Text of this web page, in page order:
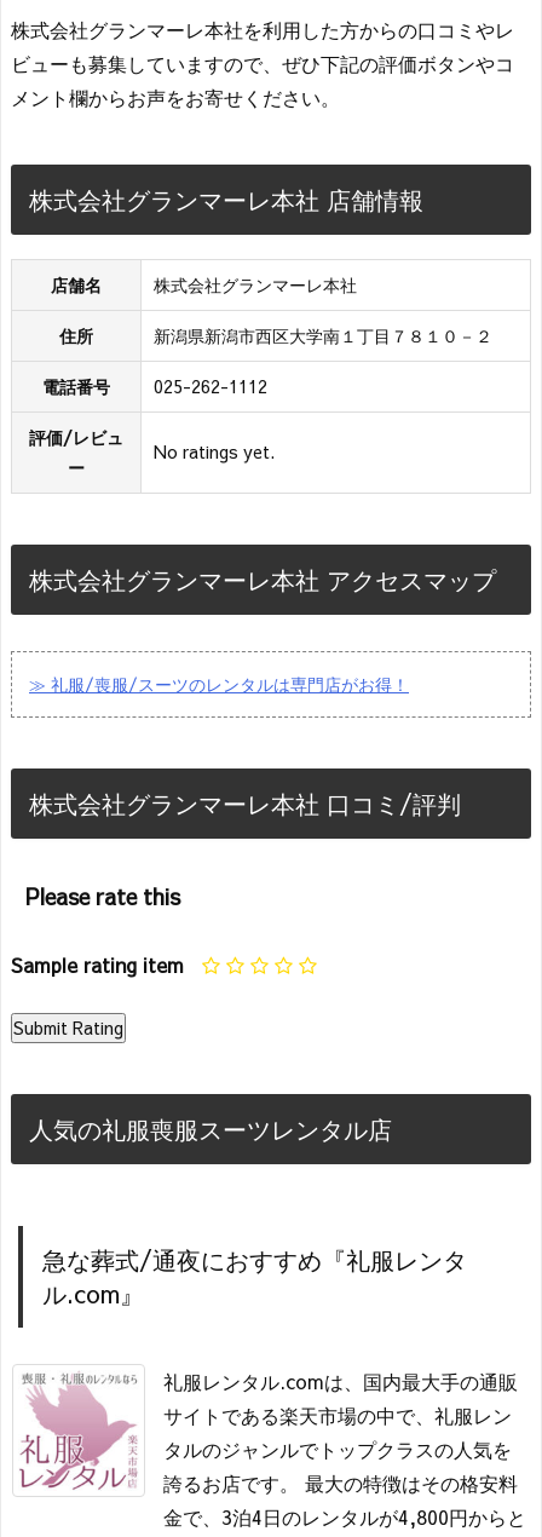
株式会社グランマーレ本社を利用した方からの口コミやレ
ビューも募集していますので、ぜひ下記の評価ボタンやコ
メント欄からお声をお寄せください。
株式会社グランマーレ本社 店舗情報
店舗名 株式会社グランマーレ本社
住所 新潟県新潟市西区大学南１丁目７８１０－２
電話番号 025-262-1112
評価/レビュ
ー
No ratings yet.
株式会社グランマーレ本社 アクセスマップ
≫ 礼服/喪服/スーツのレンタルは専門店がお得！
株式会社グランマーレ本社 口コミ/評判
Please rate this
Sample rating item
人気の礼服喪服スーツレンタル店
急な葬式/通夜におすすめ『礼服レンタ
ル.com』
礼服レンタル.comは、国内最大手の通販
サイトである楽天市場の中で、礼服レン
タルのジャンルでトップクラスの人気を
誇るお店です。 最大の特徴はその格安料
金で、3泊4日のレンタルが4,800円からと